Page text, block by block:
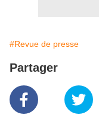
#Revue de presse
Partager